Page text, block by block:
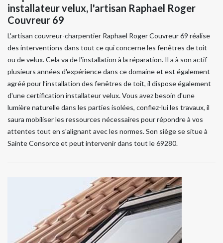
installateur velux, l'artisan Raphael Roger
Couvreur 69
L'artisan couvreur-charpentier Raphael Roger Couvreur 69 réalise
des interventions dans tout ce qui concerne les fenêtres de toit
ou de velux. Cela va de l'installation à la réparation. Il a à son actif
plusieurs années d'expérience dans ce domaine et est également
agréé pour l’installation des fenêtres de toit, il dispose également
d'une certification installateur velux. Vous avez besoin d'une
lumière naturelle dans les parties isolées, confiez-lui les travaux, il
saura mobiliser les ressources nécessaires pour répondre à vos
attentes tout en s'alignant avec les normes. Son siège se situe à
Sainte Consorce et peut intervenir dans tout le 69280.